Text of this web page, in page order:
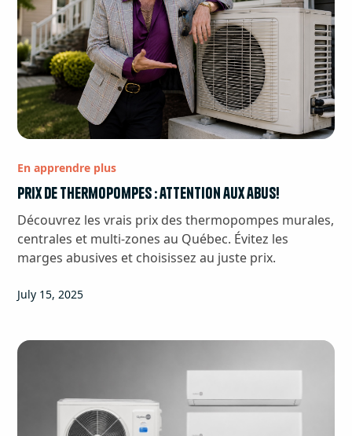
En apprendre plus
Prix de thermopompes : attention aux abus!
Découvrez les vrais prix des thermopompes murales,
centrales et multi-zones au Québec. Évitez les
marges abusives et choisissez au juste prix.
July 15, 2025